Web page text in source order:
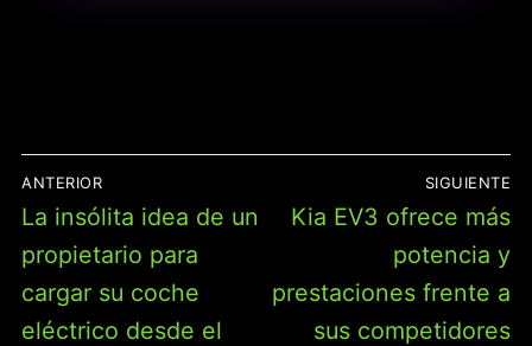
DE
ENTRADAS
ANTERIOR
Entrada
anterior:
La insólita idea de un
propietario para
cargar su coche
eléctrico desde el
SIGUIENTE
Entrada
Kia EV3 ofrece más
potencia y
prestaciones frente a
sus competidores